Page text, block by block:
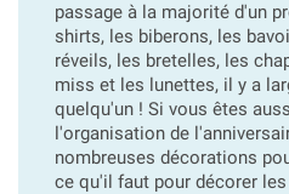
passage à la majorité d'un
shirts, les biberons, les
réveils, les bretelles, les
miss et les lunettes, il y a
quelqu'un ! Si vous êtes
l'organisation de
nombreuses décorations
ce qu'il faut pour décorer